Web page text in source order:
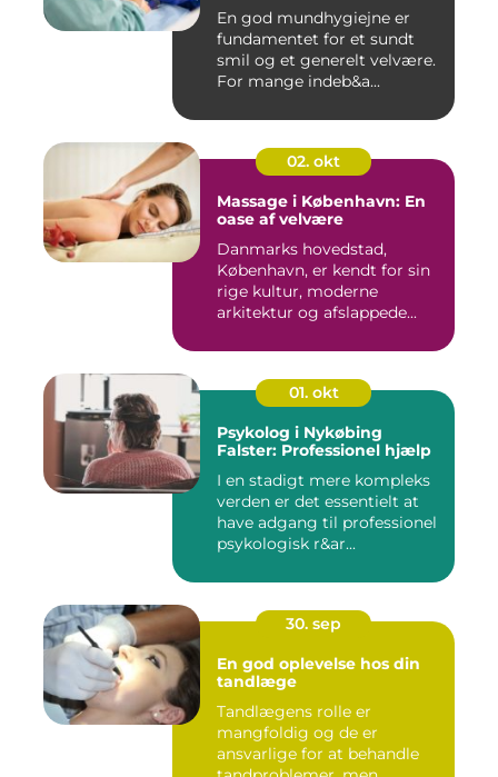
En god mundhygiejne er
fundamentet for et sundt
smil og et generelt velvære.
For mange indeb&a...
02. okt
Massage i København: En
oase af velvære
Danmarks hovedstad,
København, er kendt for sin
rige kultur, moderne
arkitektur og afslappede...
01. okt
Psykolog i Nykøbing
Falster: Professionel hjælp
I en stadigt mere kompleks
verden er det essentielt at
have adgang til professionel
psykologisk r&ar...
30. sep
En god oplevelse hos din
tandlæge
Tandlægens rolle er
mangfoldig og de er
ansvarlige for at behandle